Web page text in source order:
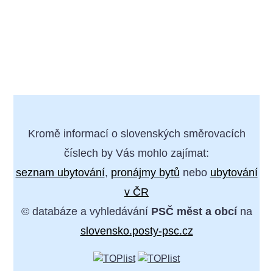
Kromě informací o slovenských směrovacích
číslech by Vás mohlo zajímat:
seznam ubytování, pronájmy bytů nebo ubytování
v ČR
© databáze a vyhledávání PSČ měst a obcína
slovensko.posty-psc.cz